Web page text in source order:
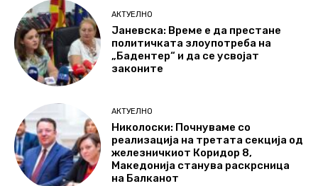
АКТУЕЛНО
Јаневска: Време е да престане
политичката злоупотреба на
„Бадентер“ и да се усвојат
законите
АКТУЕЛНО
Николоски: Почнуваме со
реализација на третата секција од
железничкиот Коридор 8,
Македонија станува раскрсница
на Балканот